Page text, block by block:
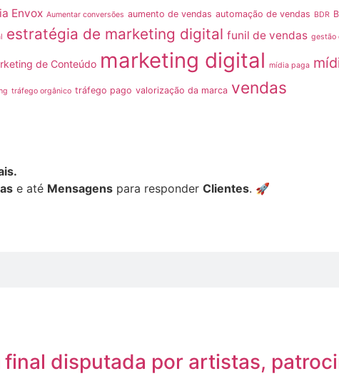
Envox Aumentar conversões aumento de vendas automação de vendas BDR
estratégia de marketing digital funil de vendas gestão
de Conteúdo marketing digital mídia paga
tráfego orgânico tráfego pago valorização da marca vendas
e até Mensagens para responder Clientes. 🚀
disputada por artistas,